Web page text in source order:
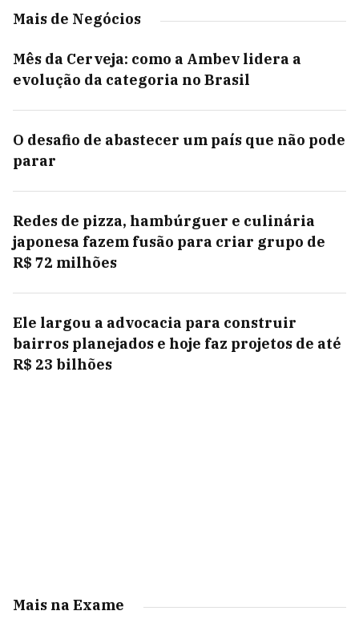
Mais de Negócios
Mês da Cerveja: como a Ambev lidera a
evolução da categoria no Brasil
O desafio de abastecer um país que não pode
parar
Redes de pizza, hambúrguer e culinária
japonesa fazem fusão para criar grupo de
R$ 72 milhões
Ele largou a advocacia para construir
bairros planejados e hoje faz projetos de até
R$ 23 bilhões
Mais na Exame